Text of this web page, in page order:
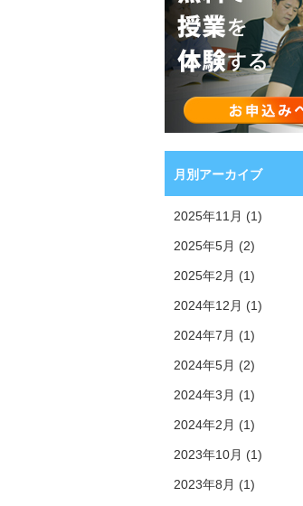
月別アーカイブ
2025年11月 (1)
2025年5月 (2)
2025年2月 (1)
2024年12月 (1)
2024年7月 (1)
2024年5月 (2)
2024年3月 (1)
2024年2月 (1)
2023年10月 (1)
2023年8月 (1)